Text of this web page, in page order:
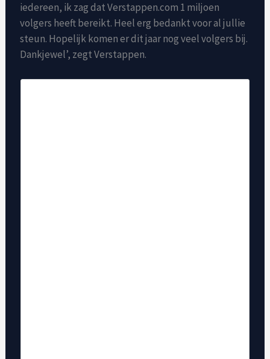
iedereen, ik zag dat Verstappen.com 1 miljoen
volgers heeft bereikt. Heel erg bedankt voor al jullie
steun. Hopelijk komen er dit jaar nog veel volgers bij.
Dankjewel’, zegt Verstappen.